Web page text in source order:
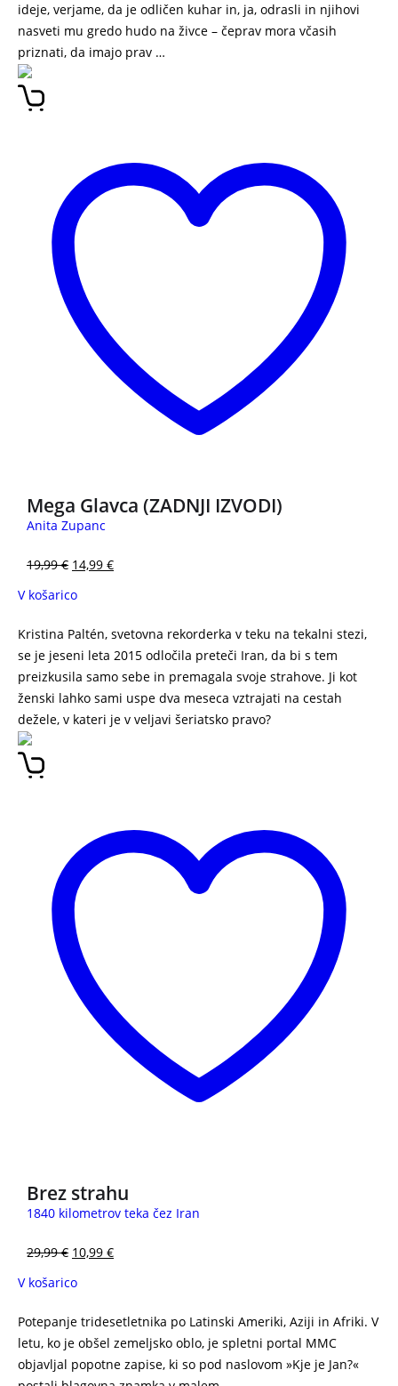
ideje, verjame, da je odličen kuhar in, ja, odrasli in njihovi
nasveti mu gredo hudo na živce – čeprav mora včasih
priznati, da imajo prav …
Mega Glavca (ZADNJI IZVODI)
Anita Zupanc
19,99€ 14,99 €
V košarico
Kristina Paltén, svetovna rekorderka v teku na tekalni stezi,
se je jeseni leta 2015 odločila preteči Iran, da bi s tem
preizkusila samo sebe in premagala svoje strahove. Ji kot
ženski lahko sami uspe dva meseca vztrajati na cestah
dežele, v kateri je v veljavi šeriatsko pravo?
Brez strahu
1840 kilometrov teka čez Iran
29,99€ 10,99 €
V košarico
Potepanje tridesetletnika po Latinski Ameriki, Aziji in Afriki. V
letu, ko je obšel zemeljsko oblo, je spletni portal MMC
objavljal popotne zapise, ki so pod naslovom »Kje je Jan?«